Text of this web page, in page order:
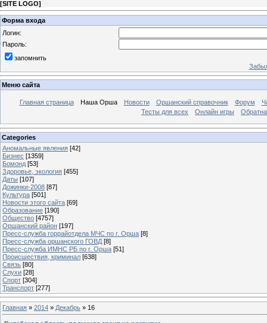
[SITE LOGO]
Форма входа
Логин:
Пароль:
запомнить
Меню сайта
Главная страница Наша Орша Новости Оршанский справочник Форум
Тесты для всех
Онлайн игры
Categories
Аномальные явления [42]
Бизнес [1359]
Бомонд [53]
Здоровье, экология [455]
Даты [107]
Дожинки-2008 [87]
Культура [501]
Новости этого сайта [69]
Образование [190]
Общество [4757]
Оршанский район [197]
Пресс-служба горрайотдела МЧС по г. Орша [8]
Пресс-служба оршанского ГОВД [8]
Пресс-служба ИМНС РБ по г. Орша [51]
Проиcшествия, криминал [638]
Связь [80]
Слухи [28]
Спорт [304]
Транспорт [277]
Главная » 2014 » Декабрь » 16